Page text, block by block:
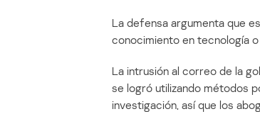
La defensa argumenta que
conocimiento en tecnología
La intrusión al correo de la
se logró utilizando métodos
investigación, así que los